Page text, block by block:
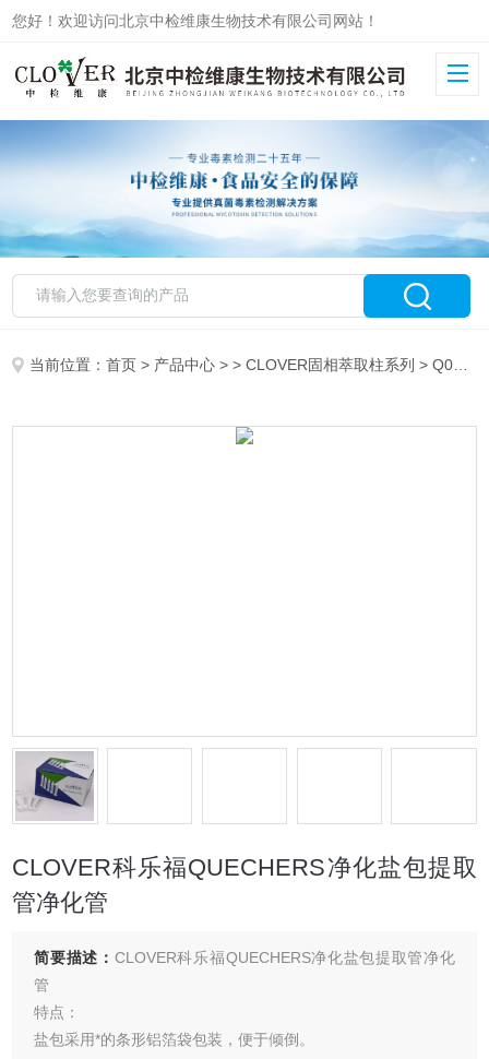
您好！欢迎访问北京中检维康生物技术有限公司网站！
当前位置：首页 > 产品中心 > >CLOVER固相萃取柱系列 > Q050050CLOVER科乐福QUECHERS净化盐包提取管净化管
CLOVER科乐福QUECHERS净化盐包提取
管净化管
简要描述： CLOVER科乐福QUECHERS净化盐包提取管净化
管
特点：
盐包采用*的条形铝箔袋包装，便于倾倒。